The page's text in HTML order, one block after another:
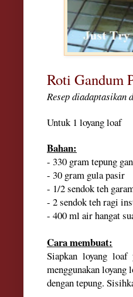
Roti Gandum
Resep diadaptasikan
Untuk 1 loyang loaf
Bahan:
- 330 gram tepung
- 30 gram gula pasir
- 1/2 sendok teh
- 2 sendok teh ragi
- 400 ml air hangat
Cara membuat:
Siapkan loyang loaf
menggunakan loyang
dengan tepung.